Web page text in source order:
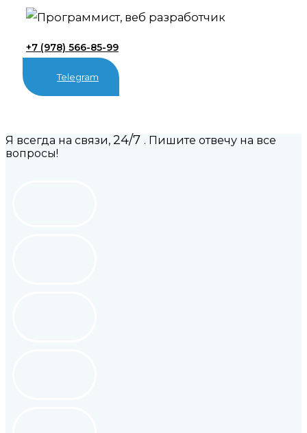
+7 (978) 566-85-99
Telegram
Я всегда на связи, 24/7 . Пишите отвечу на все
вопросы!